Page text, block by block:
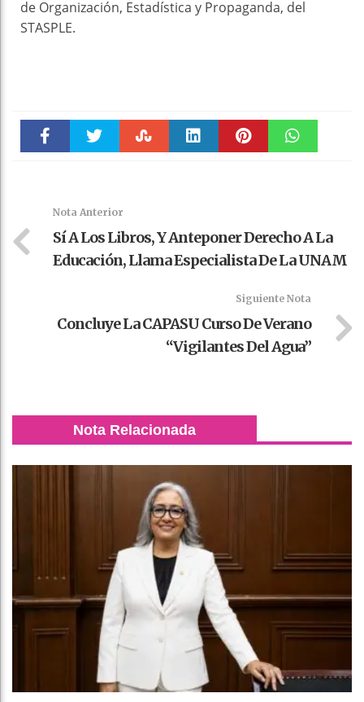
de Organización, Estadística y Propaganda, del
STASPLE.
Nota Anterior
Sí A Los Libros, Y Anteponer Derecho A La
Educación, Llama Especialista De La UNAM
Siguiente Nota
Concluye La CAPASU Curso De Verano
“Vigilantes Del Agua”
Nota Relacionada